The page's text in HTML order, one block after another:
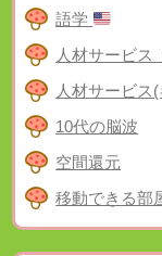
語学
人材サービス
人材サービス
10代の脳波
空間還元
移動できる部